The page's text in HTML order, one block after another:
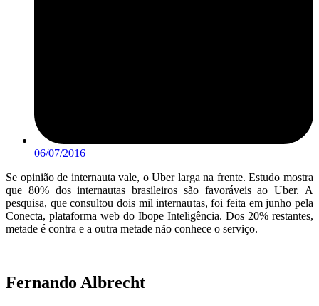
06/07/2016
Se opinião de internauta vale, o Uber larga na frente. Estudo mostra
que 80% dos internautas brasileiros são favoráveis ao Uber. A
pesquisa, que consultou dois mil internautas, foi feita em junho pela
Conecta, plataforma web do Ibope Inteligência. Dos 20% restantes,
metade é contra e a outra metade não conhece o serviço.
Fernando Albrecht